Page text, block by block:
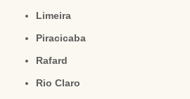
Limeira
Piracicaba
Rafard
Rio Claro